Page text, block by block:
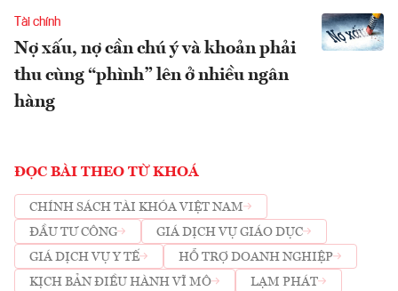
Tài chính
Nợ xấu, nợ cần chú ý và khoản phải
thu cùng “phình” lên ở nhiều ngân
hàng
ĐỌC BÀI THEO TỪ KHOÁ
CHÍNH SÁCH TÀI KHÓA VIỆT NAM
ĐẦU TƯ CÔNG
GIÁ DỊCH VỤ GIÁO DỤC
GIÁ DỊCH VỤ Y TẾ
HỖ TRỢ DOANH NGHIỆP
KỊCH BẢN ĐIỀU HÀNH VĨ MÔ
LẠM PHÁT